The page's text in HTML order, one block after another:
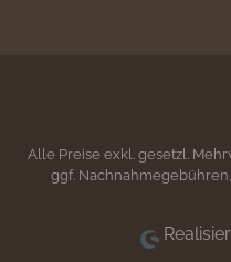
Alle Preise exkl. gesetzl.
ggf.